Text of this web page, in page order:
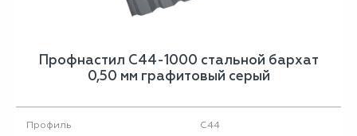
Профнастил С44-1000 стальной бархат
0,50 мм графитовый серый
Профиль
С44